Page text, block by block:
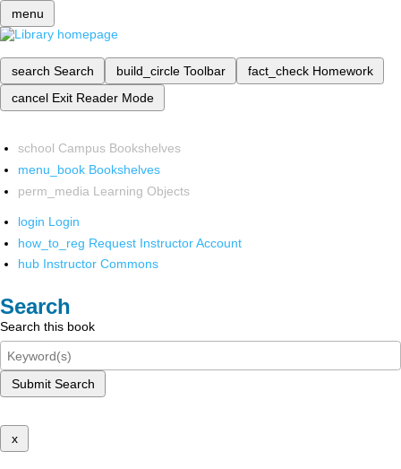
menu
search Search build_circle Toolbar fact_check Homework
cancel Exit Reader Mode
school Campus Bookshelves
menu_book Bookshelves
perm_media Learning Objects
login Login
how_to_reg Request Instructor Account
hub Instructor Commons
Search
Search this book
Submit Search
x